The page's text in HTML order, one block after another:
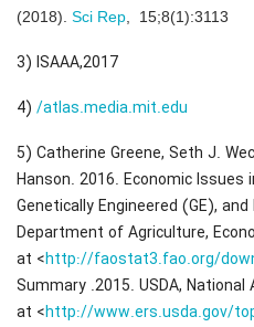
(2018). Sci Rep, 15;8(1):3113
3) ISAAA,2017
4) /atlas.media.mit.edu
5) Catherine Greene, Seth J.
Hanson. 2016. Economic
Genetically Engineered (GE), and
Department of Agriculture,
at <http://faostat3.fao.org/
Summary .2015. USDA,
at <http://www.ers.usda.gov/